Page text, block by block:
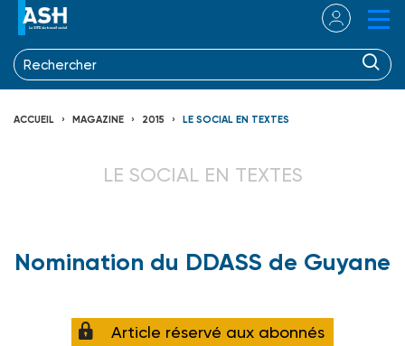
ACCUEIL MAGAZINE 2015 LE SOCIAL EN TEXTES
LE SOCIAL EN TEXTES
Nomination du DDASS de Guyane
Article réservé aux abonnés